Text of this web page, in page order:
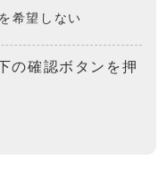
希望しない
の確認ボタンを押